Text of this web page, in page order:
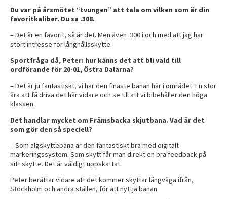
Du var på årsmötet “tvungen” att tala om vilken som är din
favoritkaliber. Du sa .308.
– Det är en favorit, så är det. Men även .300 i och med att jag har
stort intresse för långhållsskytte.
Sportfråga då, Peter: hur känns det att bli vald till
ordförande för 20-01, Östra Dalarna?
– Det är ju fantastiskt, vi har den finaste banan här i området. En stor
ära att få driva det här vidare och se till att vi bibehåller den höga
klassen.
Det handlar mycket om Främsbacka skjutbana. Vad är det
som gör den så speciell?
– Som älgskyttebana är den fantastiskt bra med digitalt
markeringssystem. Som skytt får man direkt en bra feedback på
sitt skytte. Det är väldigt uppskattat.
Peter berättar vidare att det kommer skyttar långväga ifrån,
Stockholm och andra ställen, för att nyttja banan.